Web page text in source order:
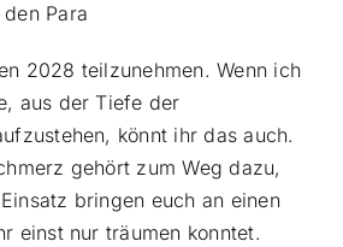
Para
2028 teilzunehmen. Wenn ich
aus der Tiefe der
könnt ihr das auch.
gehört zum Weg dazu,
bringen euch an einen
einst nur träumen konntet.